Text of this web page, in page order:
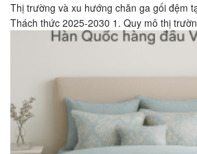
Thị trường và xu hướng chăn ga gối đệm
Thách thức 2025-2030 1. Quy mô thị